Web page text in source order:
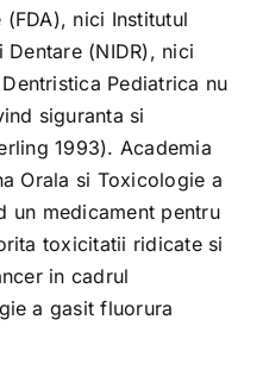
nici Institutul
(NIDR), nici
Pediatrica nu
siguranta si
1993). Academia
Orala si Toxicologie a
un medicament pentru
toxicitatii ridicate si
in cadrul
a gasit fluorura